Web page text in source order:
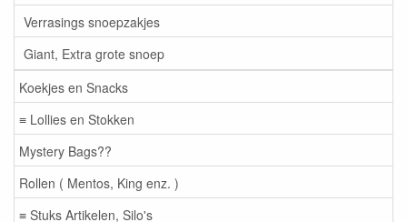
Verrasings snoepzakjes
Giant, Extra grote snoep
Koekjes en Snacks
≡ Lollies en Stokken
Mystery Bags??
Rollen ( Mentos, King enz. )
≡ Stuks Artikelen, Silo's